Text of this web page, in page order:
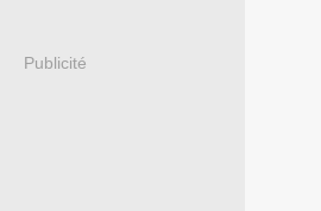
Publicité